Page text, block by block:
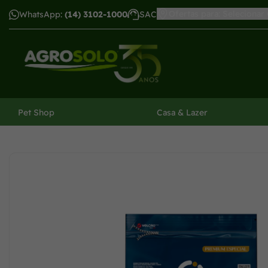
WhatsApp: (14) 3102-1000 SAC
Pet Shop Casa & Lazer
menu